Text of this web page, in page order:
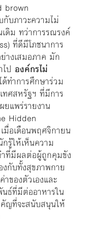
brown
บภาวะความไม่
ดิม ทว่าการรณรงค์
ที่ดีมีโภชนาการ
างเสมอภาค มัก
ป องค์กรไม่
ทำการศึกษาร่วม
ทศสหรัฐฯ ที่มีการ
แพร่รายงาน
Hidden
มื่อเดือนพฤศจิกายน
รู้ให้เห็นความ
ำที่มีผลต่อผู้ถูกคุมขัง
งกับทั้งสุขภาพกาย
ของตัวเองและ
ธ์ที่มีต่ออาหารใน
ญที่จะสนับสนุนให้